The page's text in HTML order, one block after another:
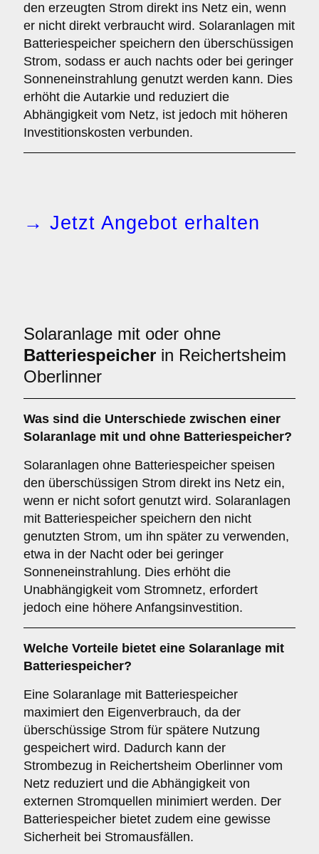
den erzeugten Strom direkt ins Netz ein, wenn
er nicht direkt verbraucht wird. Solaranlagen mit
Batteriespeicher speichern den überschüssigen
Strom, sodass er auch nachts oder bei geringer
Sonneneinstrahlung genutzt werden kann. Dies
erhöht die Autarkie und reduziert die
Abhängigkeit vom Netz, ist jedoch mit höheren
Investitionskosten verbunden.
→ Jetzt Angebot erhalten
Solaranlage mit oder ohne
Batteriespeicher in Reichertsheim
Oberlinner
Was sind die Unterschiede zwischen einer
Solaranlage mit und ohne Batteriespeicher?
Solaranlagen ohne Batteriespeicher speisen
den überschüssigen Strom direkt ins Netz ein,
wenn er nicht sofort genutzt wird. Solaranlagen
mit Batteriespeicher speichern den nicht
genutzten Strom, um ihn später zu verwenden,
etwa in der Nacht oder bei geringer
Sonneneinstrahlung. Dies erhöht die
Unabhängigkeit vom Stromnetz, erfordert
jedoch eine höhere Anfangsinvestition.
Welche Vorteile bietet eine Solaranlage mit
Batteriespeicher?
Eine Solaranlage mit Batteriespeicher
maximiert den Eigenverbrauch, da der
überschüssige Strom für spätere Nutzung
gespeichert wird. Dadurch kann der
Strombezug in Reichertsheim Oberlinner vom
Netz reduziert und die Abhängigkeit von
externen Stromquellen minimiert werden. Der
Batteriespeicher bietet zudem eine gewisse
Sicherheit bei Stromausfällen.